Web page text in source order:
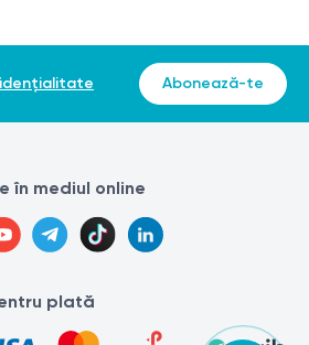
Abonează-te
în mediul online
plată